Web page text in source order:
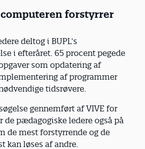
computeren forstyrrer
deltog i BUPL’s
i efteråret. 65 procent pegede
som opdatering af
af programmer
tidsrøvere.
gennemført af VIVE for
de pædagogiske ledere også på
de mest forstyrrende og de
kan løses af andre.